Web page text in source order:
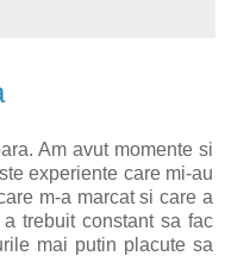
Am avut momente si
experiente care mi-au
m-a marcat si care a
trebuit constant sa fac
mai putin placute sa